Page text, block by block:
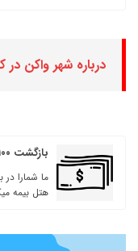
درباره شهر واکن در
بازگشت ۱۰۰ درصد پول
ما شمارا
هتل بیمه